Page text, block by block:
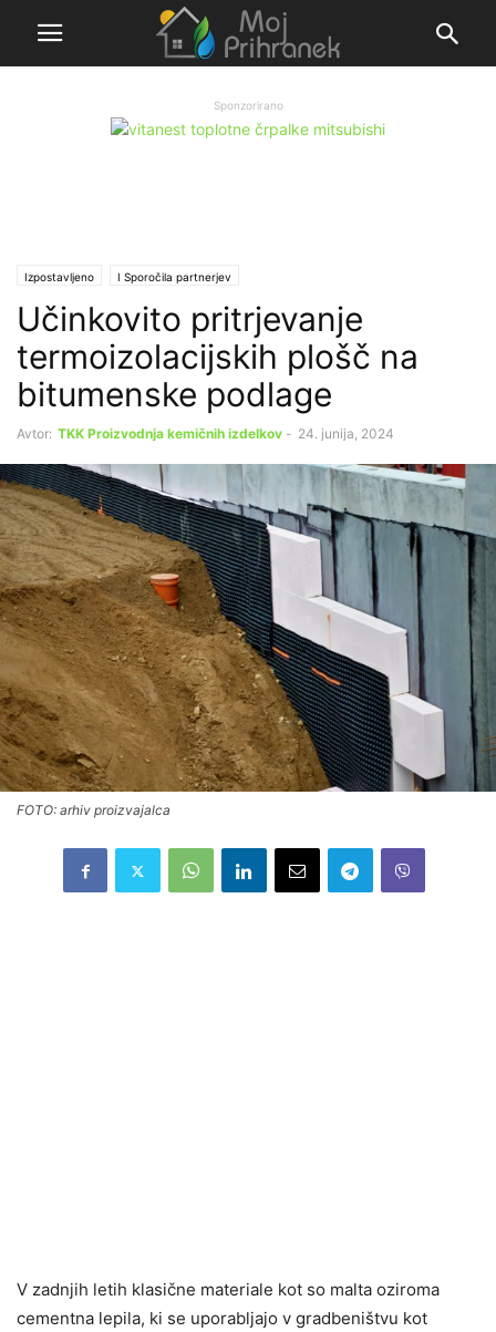
Sponzorirano
Izpostavljeno Ι Sporočila partnerjev
Učinkovito pritrjevanje
termoizolacijskih plošč na
bitumenske podlage
Avtor: TKK Proizvodnja kemičnih izdelkov - 24. junija, 2024
FOTO: arhiv proizvajalca
V zadnjih letih klasične materiale kot so malta oziroma
cementna lepila, ki se uporabljajo v gradbeništvu kot